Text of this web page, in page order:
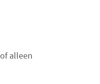
alleen